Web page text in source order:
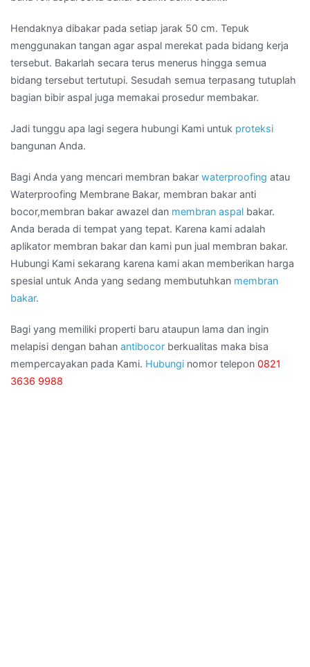
Hendaknya dibakar pada setiap jarak 50 cm. Tepuk
menggunakan tangan agar aspal merekat pada bidang kerja
tersebut. Bakarlah secara terus menerus hingga semua
bidang tersebut tertutupi. Sesudah semua terpasang tutuplah
bagian bibir aspal juga memakai prosedur membakar.
Jadi tunggu apa lagi segera hubungi Kami untuk proteksi
bangunan Anda.
Bagi Anda yang mencari membran bakar waterproofing atau
Waterproofing Membrane Bakar, membran bakar anti
bocor,membran bakar awazel dan membran aspal bakar.
Anda berada di tempat yang tepat. Karena kami adalah
aplikator membran bakar dan kami pun jual membran bakar.
Hubungi Kami sekarang karena kami akan memberikan harga
spesial untuk Anda yang sedang membutuhkan membran
bakar.
Bagi yang memiliki properti baru ataupun lama dan ingin
melapisi dengan bahan antibocor berkualitas maka bisa
mempercayakan pada Kami. Hubungi nomor telepon 0821
3636 9988